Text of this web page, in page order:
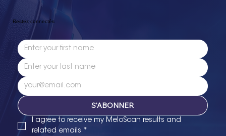
Restez connectés
S'ABONNER
I agree to receive my MeloScan results and
related emails *